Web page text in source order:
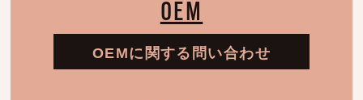
OEM
OEMに関する問い合わせ